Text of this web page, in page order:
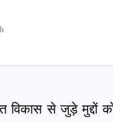
विकास से जुड़े मुद्दों